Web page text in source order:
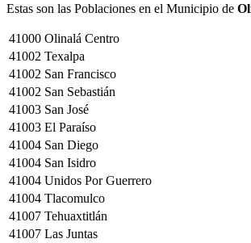
Estas son las Poblaciones en el Municipio de
41000 Olinalá Centro
41002 Texalpa
41002 San Francisco
41002 San Sebastián
41003 San José
41003 El Paraíso
41004 San Diego
41004 San Isidro
41004 Unidos Por Guerrero
41004 Tlacomulco
41007 Tehuaxtitlán
41007 Las Juntas